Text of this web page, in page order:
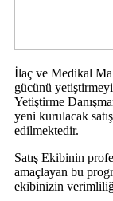
İlaç ve Medikal
gücünü
Yetiştirme
yeni kurulacak
edilmektedir.
Satış Ekibinin
amaçlayan bu
ekibinizin